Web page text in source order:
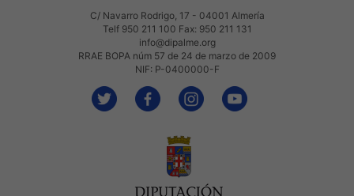
C/ Navarro Rodrigo, 17 - 04001 Almería
Telf 950 211 100 Fax: 950 211 131
info@dipalme.org
RRAE BOPA núm 57 de 24 de marzo de 2009
NIF: P-0400000-F